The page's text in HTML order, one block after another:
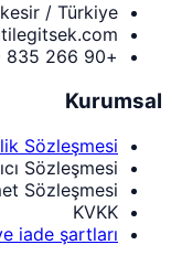
/ Türkiye
+90 266 835 70 70
Kurumsal
Sözleşmesi
Sözleşmesi
Sözleşmesi
KVKK
iade şartları